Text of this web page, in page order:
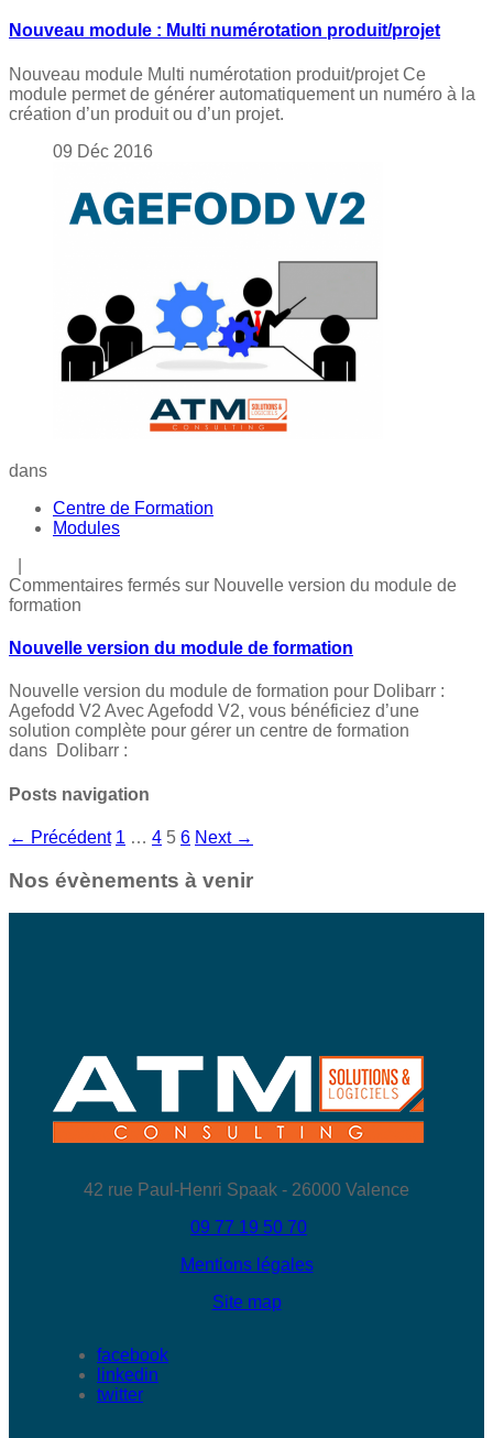
Nouveau module : Multi numérotation produit/projet
Nouveau module Multi numérotation produit/projet Ce
module permet de générer automatiquement un numéro à la
création d’un produit ou d’un projet.
09 Déc 2016
dans
Centre de Formation
Modules
Commentaires fermés sur Nouvelle version du module de
formation
Nouvelle version du module de formation
Nouvelle version du module de formation pour Dolibarr :
Agefodd V2 Avec Agefodd V2, vous bénéficiez d’une
solution complète pour gérer un centre de formation
dans Dolibarr :
Posts navigation
← Précédent 1 … 4 5 6 Next →
Nos évènements à venir
42 rue Paul-Henri Spaak - 26000 Valence
09 77 19 50 70
Mentions légales
Site map
facebook
linkedin
twitter